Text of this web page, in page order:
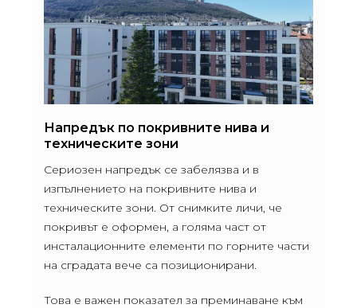
Напредък по покривните нива и
техническите зони
Сериозен напредък се забелязва и в
изпълнението на покривните нива и
техническите зони. От снимките личи, че
покривът е оформен, а голяма част от
инсталационните елементи по горните части
на сградата вече са позиционирани.
Това е важен показател за преминаване към